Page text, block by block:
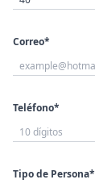
Correo*
Teléfono*
Tipo de Persona*